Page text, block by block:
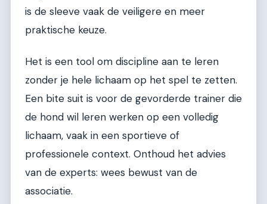
is de sleeve vaak de veiligere en meer
praktische keuze.
Het is een tool om discipline aan te leren
zonder je hele lichaam op het spel te zetten.
Een bite suit is voor de gevorderde trainer die
de hond wil leren werken op een volledig
lichaam, vaak in een sportieve of
professionele context. Onthoud het advies
van de experts: wees bewust van de
associatie.